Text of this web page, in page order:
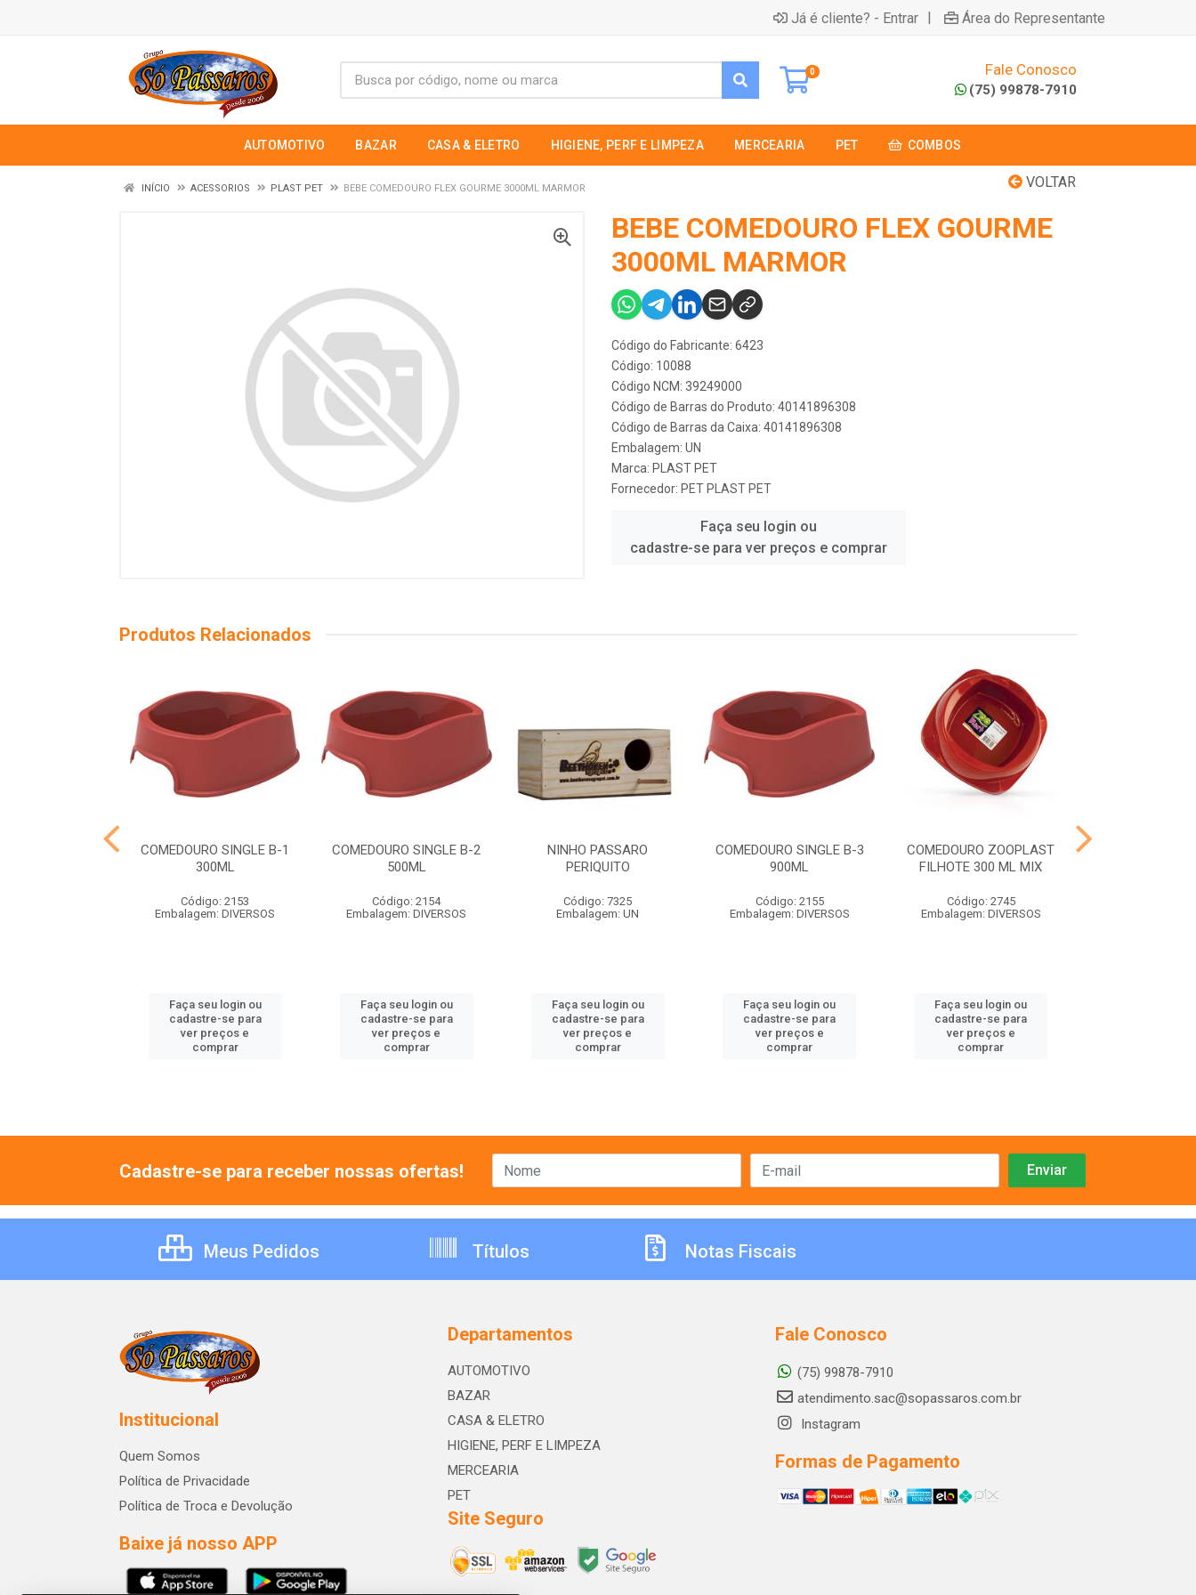
Já é cliente? - Entrar | Área do Representante
0 Fale Conosco
(75) 99878-7910
AUTOMOTIVO BAZAR CASA & ELETRO HIGIENE, PERF E LIMPEZA MERCEARIA PET COMBOS
VOLTAR
INÍCIO ACESSORIOS PLAST PET BEBE COMEDOURO FLEX GOURME 3000ML MARMOR
BEBE COMEDOURO FLEX GOURME
3000ML MARMOR
Código do Fabricante: 6423
Código: 10088
Código NCM: 39249000
Código de Barras do Produto: 40141896308
Código de Barras da Caixa: 40141896308
Embalagem: UN
Marca: PLAST PET
Fornecedor: PET PLAST PET
Faça seu login ou
cadastre-se para ver preços e comprar
Produtos Relacionados
COMEDOURO SINGLE B-1
300ML
Código: 2153
Embalagem: DIVERSOS
Faça seu login ou
cadastre-se para
ver preços e
comprar
COMEDOURO SINGLE B-2
500ML
Código: 2154
Embalagem: DIVERSOS
Faça seu login ou
cadastre-se para
ver preços e
comprar
NINHO PASSARO
PERIQUITO
Código: 7325
Embalagem: UN
Faça seu login ou
cadastre-se para
ver preços e
comprar
COMEDOURO SINGLE B-3
900ML
Código: 2155
Embalagem: DIVERSOS
Faça seu login ou
cadastre-se para
ver preços e
comprar
COMEDOURO ZOOPLAST
FILHOTE 300 ML MIX
Código: 2745
Embalagem: DIVERSOS
Faça seu login ou
cadastre-se para
ver preços e
comprar
Cadastre-se para receber nossas ofertas!
Meus Pedidos Títulos Notas Fiscais
Institucional
Quem Somos
Política de Privacidade
Política de Troca e Devolução
Baixe já nosso APP
Departamentos
AUTOMOTIVO
BAZAR
CASA & ELETRO
HIGIENE, PERF E LIMPEZA
MERCEARIA
PET
Site Seguro
Fale Conosco
(75) 99878-7910
atendimento.sac@sopassaros.com.br
Instagram
Formas de Pagamento